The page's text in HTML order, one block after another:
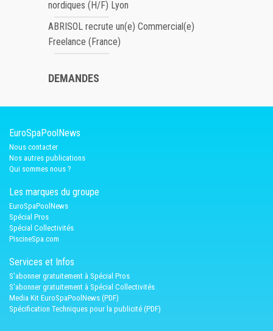
nordiques (H/F) Lyon
ABRISOL recrute un(e) Commercial(e)
Freelance (France)
DEMANDES
EuroSpaPoolNews
Nous contacter
Nos autres publications
Qui sommes nous ?
Les marques du groupe
EuroSpaPoolNews
Spécial Pros
Spécial Collectivités
PiscineSpa.com
Services et Infos
S'abonner gratuitement à Spécial Pros
S'abonner gratuitement à Spécial Collectivités
Media Kit EuroSpaPoolNews (PDF)
Spécification Techniques pour la publicité (PDF)